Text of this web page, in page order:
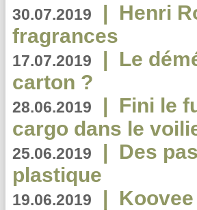
30.07.2019 | Henri
fragrances
17.07.2019 | Le
carton ?
28.06.2019 | Fini le
cargo dans le
25.06.2019 | Des
plastique
19.06.2019 |